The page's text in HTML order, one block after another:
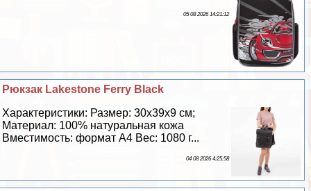
05 08 2026 14:21:12
Рюкзак Lakestone Ferry Black
Хаpaктеристики: Размер: 30x39x9 см;
Материал: 100% натуральная кожа
Вместимость: формат А4 Вес: 1080 г...
04 08 2026 4:25:58